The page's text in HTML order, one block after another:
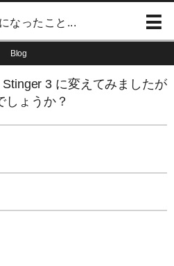
なったこと...
Blog
3 に変えてみましたが
しょうか？